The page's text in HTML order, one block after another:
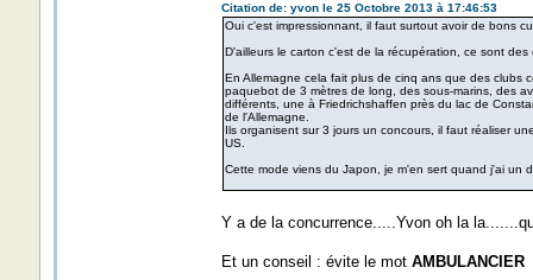
Citation de: yvon le 25 Octobre 2013 à 17:46:53
Oui c'est impressionnant, il faut surtout avoir de bons
D'ailleurs le carton c'est de la récupération, ce sont
En Allemagne cela fait plus de cinq ans que des clubs
paquebot de 3 mètres de long, des sous-marins, des
différents, une à Friedrichshaffen près du lac de
de l'Allemagne.
Ils organisent sur 3 jours un concours, il faut réaliser
US.
Cette mode viens du Japon, je m'en sert quand j'ai un
Y a de la concurrence.....Yvon oh la
Et un conseil : évite le mot AMBULANCIER